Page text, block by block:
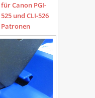
für Canon PGI-
525 und CLI-526
Patronen